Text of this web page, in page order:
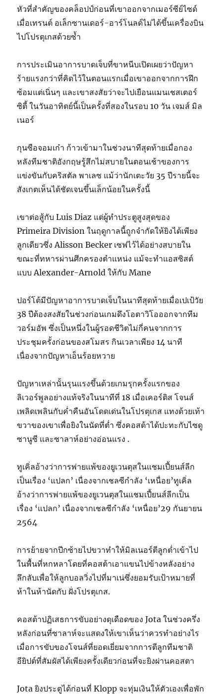
หัวที่สำคัญของคล็อปป์ก่อนที่เขาออกจากเมอร์ซีย์ไซด์
เมื่อเทรนต์ อเล็กซานเดอร์-อาร์โนลด์ไม่ได้ขึ้นเครื่องบิน
ไปโปรตุเกสด้วยซ้ำ
การประเมินอาการบาดเจ็บที่ขาหนีบเปิดเผยว่าปัญหา
ร้ายแรงกว่าที่คิดไว้ในตอนแรกเมื่อเขาออกจากการฝึก
ซ้อมแต่เนิ่นๆ และเขาสงสัยว่าจะไปเยือนแมนเชสเตอร์
ซิตี้ ในวันอาทิตย์นี้เป็นครั้งที่สองในรอบ 10 วัน เจมส์ มิล
เนอร์
กุนซือจอมเก๋า ก้าวเข้ามาในช่วงนาทีสุดท้ายเมื่อกอง
หลังทีมชาติอังกฤษรู้สึกไม่สบายในตอนเช้าของการ
แข่งขันกับคริสตัล พาเลซ แม้ว่านักเตะวัย 35 ปีรายนี้จะ
สังเกตเห็นได้ชัดเจนขึ้นเล็กน้อยในครั้งนี้
เขาต่อสู้กับ Luis Diaz แต่ผู้ทำประตูสูงสุดของ
Primeira Division ในฤดูกาลนี้ถูกจำกัดให้ยิงได้เพียง
ลูกเดียวซึ่ง Alisson Becker เซฟไว้ได้อย่างสบายใน
ขณะที่ทหารผ่านศึกครองตำแหน่ง แม้จะทำแอสซิสต์
แบบ Alexander-Arnold ให้กับ Mane
ปอร์โต้มีปัญหาอาการบาดเจ็บในนาทีสุดท้ายเมื่อเปเป้วัย
38 ปีต้องสงสัยในช่วงก่อนเกมดึงโอตาวิโอออกจากทีม
วอร์มอัพ ซึ่งเป็นหนึ่งในผู้รอดชีวิตไม่กี่คนจากการ
ประชุมครั้งก่อนของสโมสร กินเวลาเพียง 14 นาที
เนื่องจากปัญหาเอ็นร้อยหวาย
ปัญหาเหล่านั้นรุนแรงขึ้นด้วยเกมรุกครั้งแรกของ
ลิเวอร์พูลอย่างแท้จริงในนาทีที่ 18 เมื่อเคอร์ติส โจนส์
เพลิดเพลินกับค่ำคืนอันโดดเด่นในโปรตุเกส แทงด้วยเท้า
ขวาของเขาเพื่อยิงในนัดที่ต่ำ ซึ่งคอสต้าได้ปะทะกับไซดู
ซานูซี และซาลาห์อย่างอ่อนแรง .
ทูเคิ่ลอ้างว่าการพ่ายแพ้ของยูเวนตุสในแชมเปี้ยนส์ลีก
เป็นเรื่อง ‘แปลก’ เนื่องจากเชลซีกำลัง ‘เหนื่อย’ทูเคิ่ล
อ้างว่าการพ่ายแพ้ของยูเวนตุสในแชมเปี้ยนส์ลีกเป็น
เรื่อง ‘แปลก’ เนื่องจากเชลซีกำลัง ‘เหนื่อย’29 กันยายน
2564
การย้ายจากปีกซ้ายไปขวาทำให้มิลเนอร์ตีลูกต่ำเข้าไป
ในพื้นที่หกหลาโดยที่คอสต้าเอาแขนไปข้างหลังอย่าง
ลึกลับเพื่อให้ลูกบอลวิ่งไปที่มาเน่ซึ่งยอมรับเป้าหมายที่
ห้าในห้านัดกับ ฝั่งโปรตุเกส.
คอสต้าปฏิเสธการขับอย่างดุเดือดของ Jota ในช่วงครึ่ง
หลังก่อนที่ซาลาห์จะแสดงให้เขาเห็นว่าควรทำอย่างไร
เมื่อการขับของโจนส์ที่ยอดเยี่ยมจากการตีลูกทีมชาติ
อียิปต์ที่สัมผัสได้เพียงครั้งเดียวก่อนที่จะยิงผ่านคอสตา
Jota ยิงประตูได้ก่อนที่ Klopp จะทุ่มเงินให้ตัวเองเพื่อพัก